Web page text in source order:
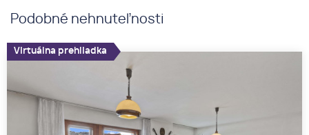
Podobné nehnuteľnosti
Virtuálna prehliadka